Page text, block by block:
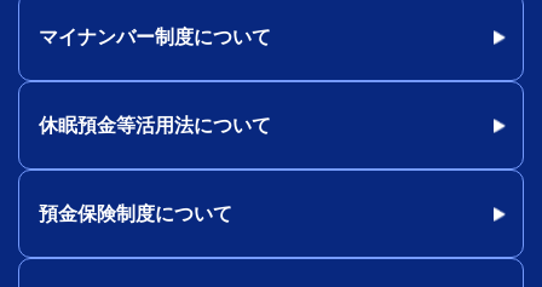
マイナンバー制度について
休眠預金等活用法について
預金保険制度について